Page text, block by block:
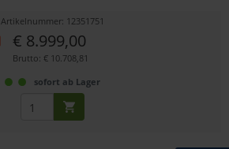
Artikelnummer: 12351751
€ 8.999,00
Brutto: € 10.708,81
sofort ab Lager